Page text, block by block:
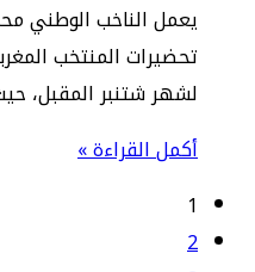
يعمل الناخب الوطني
تحضيرات المنتخب
لشهر شتنبر المقبل،
أكمل القراءة »
1
2